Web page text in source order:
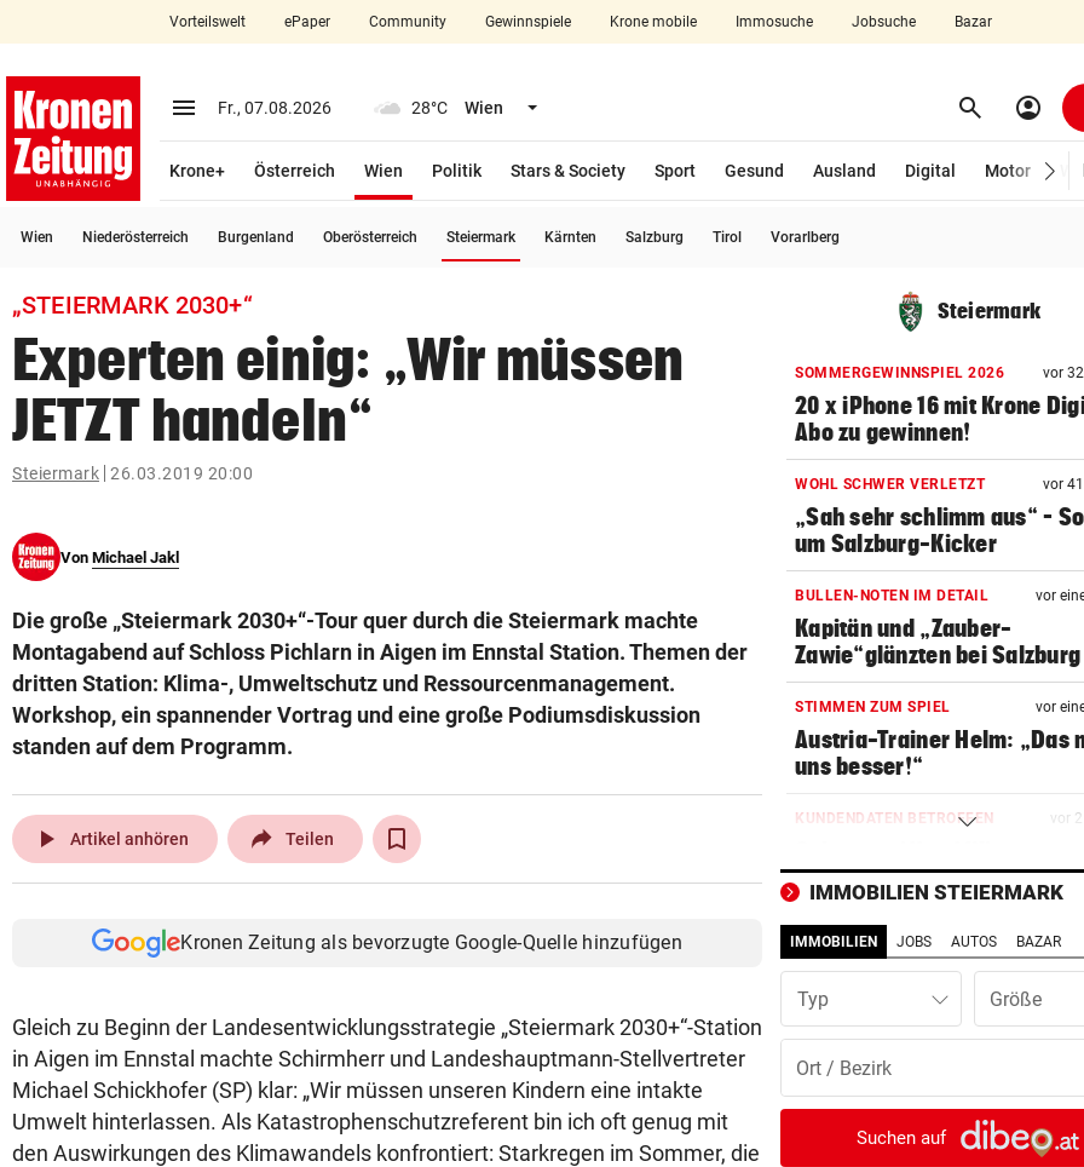
closeSchließen
account_circle Anmelden
arrow_right
Bundesland auswählen
bookmark
search
Suchbegriff
eingeben
© Krone Multimedia GmbH & Co KG 2026
Vorteilswelt ePaper Community Gewinnspiele Krone mobile Immosuche Jobsuche Bazar
menu Menü aufklappen
Fr., 07.08.2026 28°C Wien Menü aufklappen search Suchen
account_circle
Krone+ Österreich Wien
Politik
Stars & Society Sport Gesund Ausland Digital Motor
Wien Niederösterreich Burgenland Oberösterreich Steiermark Kärnten Salzburg Tirol Vorarlberg
„STEIERMARK 2030+“
Experten einig: „Wir müssen
JETZT handeln“
Steiermark 26.03.2019 20:00
Von Michael Jakl
Die große „Steiermark 2030+“-Tour quer durch die Steiermark machte
Montagabend auf Schloss Pichlarn in Aigen im Ennstal Station. Themen der
dritten Station: Klima-, Umweltschutz und Ressourcenmanagement.
Workshop, ein spannender Vortrag und eine große Podiumsdiskussion
standen auf dem Programm.
play_arrow Artikel anhören Teilen
Kronen Zeitung als bevorzugte Google-Quelle hinzufügen
Gleich zu Beginn der Landesentwicklungsstrategie „Steiermark 2030+“-Station
in Aigen im Ennstal machte Schirmherr und Landeshauptmann-Stellvertreter
Michael Schickhofer (SP) klar: „Wir müssen unseren Kindern eine intakte
Umwelt hinterlassen. Als Katastrophenschutzreferent bin ich oft genug mit
den Auswirkungen des Klimawandels konfrontiert: Starkregen im Sommer, die
Steiermark
SOMMERGEWINNSPIEL 2026 vor
20 x iPhone 16 mit Krone
Abo zu gewinnen!
WOHL SCHWER VERLETZT vor
„Sah sehr schlimm aus“ –
um Salzburg-Kicker
BULLEN-NOTEN IM DETAIL vor
Kapitän und „Zauber-
Zawie“glänzten bei Salzburg
STIMMEN ZUM SPIEL vor
Austria-Trainer Helm: „Das
uns besser!“
KUNDENDATEN BETROFFEN vor
Schmuckhändler Frey Wille
EUROPA-LEAGUE-QUALI
Joker Tabakovic führt
Last-Minute-Sieg
PALÄSTINENSER GETÖTET vor
Erste Anklage gegen Israeli
Gaza-Krieg
vor 2
IMMOBILIEN STEIERMARK
IMMOBILIEN JOBS AUTOS BAZAR
Typ
Suchen auf